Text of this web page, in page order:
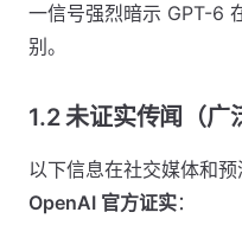
一信号强烈暗示 GPT-6
别。
1.2 未证实传闻（广
以下信息在社交媒体和
OpenAI 官方证实：